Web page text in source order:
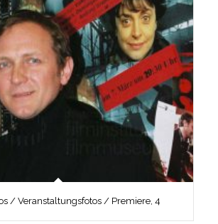
/ Veranstaltungsfotos / Premiere, 4